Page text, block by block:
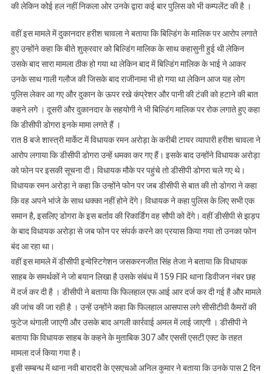
की लेकिन कोई हल नहीं निकला ओर उनके द्वारा कई बार पुलिस को भी कम्पलेंट की है ।
वहीं इस मामले में दुकानदार हरीश चावला ने बताया कि बिल्डिंग के मालिक पर आरोप लगाते
हुए उन्होंने कहा कि बीते शुक्रवार को बिल्डिंग मालिक के साथ कहासुनी हुई थी लेकिन
उसके बाद सारा मामला ठीक हो गया था लेकिन बाद में बिल्डिंग मालिक के भाई ने आकर
उनके साथ गाली गलौज की जिसके बाद राजीनामा भी हो गया था लेकिन आज यह लोग
पुलिस लेकर आ गए और दुकान के ऊपर रखे कंप्रेशर और पानी की टंकी को हटाने की बात
कहने लगे । दूसरी और दुकानदार के सहयोगी ने भी बिल्डिंग मालिक पर रोक लगाते हुए कहा
कि डीसीपी डोगरा इनके मामा लगते हैं ।
रात 8 बजे शास्त्री मार्केट में विधायक रमन अरोड़ा के करीबी टायर व्यापारी हरीश चावला ने
आरोप लगाया कि डीसीपी डोगरा उन्हें धमका कर गए हैं। इसके बाद उन्होंने विधायक अरोड़ा
को फोन पर इसकी सूचना दी। विधायक मौके पर पहुंचे तो डीसीपी डोगरा चले गए थे।
विधायक रमन अरोड़ा ने कहा कि उन्होंने फोन पर जब डीसीपी से बात की तो डोगरा ने कहा
कि वह अपने भांजे के साथ धक्का नहीं होने देंगे। विधायक ने कहा पुलिस के लिए सभी एक
समान है, इसलिए डोगरा के इस बर्ताव की रिकार्डिंग वह सौपी को देंगे। वहीं डीसीपी से झड़प
के बाद विधायक अरोड़ा से जब फोन पर संपर्क करने का प्रयास किया गया तो उनका फोन
बंद आ रहा था।
वहीं इस मामले में डीसीपी इन्वेस्टिगेशन जसकरनजीत सिंह तेजा ने बताया कि विधायक
साहब के समर्थकों ने जो बयान लिखा है उसके संबंध में 159 FIR थाना डिवीजन नंबर छह
में दर्ज कर दी है । डीसीपी ने बताया कि फिलहाल एफ आई आर दर्ज कर दी गई है और मामले
की जांच की जा रही है । उन्हें उन्होंने कहा कि फिलहाल आसपास लगे सीसीटीवी कैमरों की
फुटेज थंगाली जाएगी और उसके बाद अगली कार्रवाई अमल में लाई जाएगी । डीसीपी ने
बताया कि विधायक साहब के कहने के मुताबिक 307 और एससी एसटी एक्ट के तहत
मामला दर्ज किया गया है।
इसी सम्बन्ध में थाना नवी बारादरी के एसएचओ अनिल कुमार ने बताया कि उनके पास 2 दिन